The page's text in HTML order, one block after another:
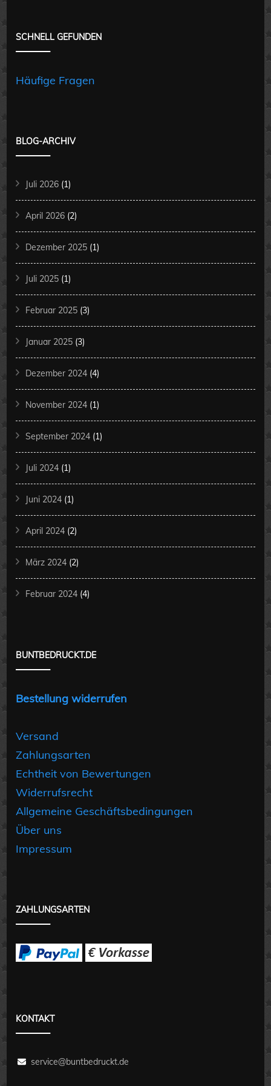
SCHNELL GEFUNDEN
Häufige Fragen
BLOG-ARCHIV
Juli 2026 (1)
April 2026 (2)
Dezember 2025 (1)
Juli 2025 (1)
Februar 2025 (3)
Januar 2025 (3)
Dezember 2024 (4)
November 2024 (1)
September 2024 (1)
Juli 2024 (1)
Juni 2024 (1)
April 2024 (2)
März 2024 (2)
Februar 2024 (4)
BUNTBEDRUCKT.DE
Bestellung widerrufen
Versand
Zahlungsarten
Echtheit von Bewertungen
Widerrufsrecht
Allgemeine Geschäftsbedingungen
Über uns
Impressum
ZAHLUNGSARTEN
KONTAKT
service@buntbedruckt.de